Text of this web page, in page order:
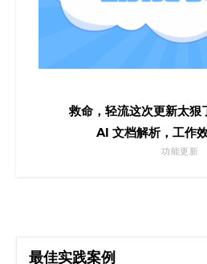
救命，轻流这次更新太狠
AI 文档解析，工作
功能更新
最佳实践案例